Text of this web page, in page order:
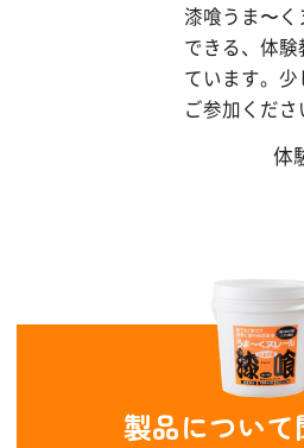
漆喰うま〜
できる、体
ています。
ご参加くださ
体
製品について